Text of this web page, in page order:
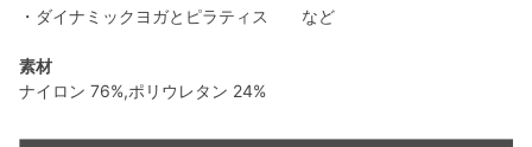
・ダイナミックヨガとピラティス など
素材
ナイロン 76%,ポリウレタン 24%